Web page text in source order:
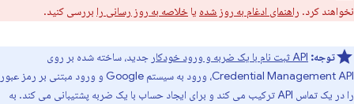
نخواهند کرد. راهنمای ادغام به روز شده یا خلاصه به روز رسانی را بررسی کنید.
توجه: API ثبت نام با یک ضربه و ورود خودکار
جدید، ساخته شده بر روی
Credential Management API، ورود به سیستم Google و ورود مبتنی بر رمز عبور
را در یک تماس API ترکیب می کند و برای ایجاد حساب با یک ضربه پشتیبانی می کند. به